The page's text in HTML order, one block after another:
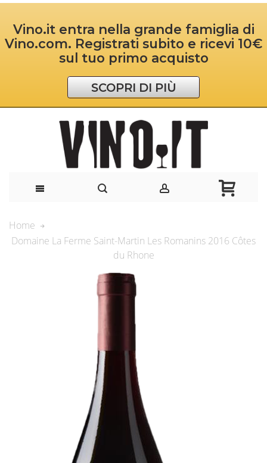
Vino.it entra nella grande famiglia di
Vino.com. Registrati subito e ricevi 10€
sul tuo primo acquisto
SCOPRI DI PIÙ
Home
Domaine La Ferme Saint-Martin Les Romanins 2016 Côtes
du Rhone